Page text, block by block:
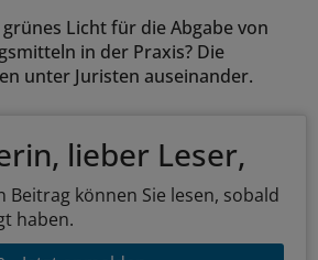
Licht für die Abgabe von
in der Praxis? Die
unter Juristen auseinander.
lieber Leser,
Beitrag können Sie lesen, sobald
haben.